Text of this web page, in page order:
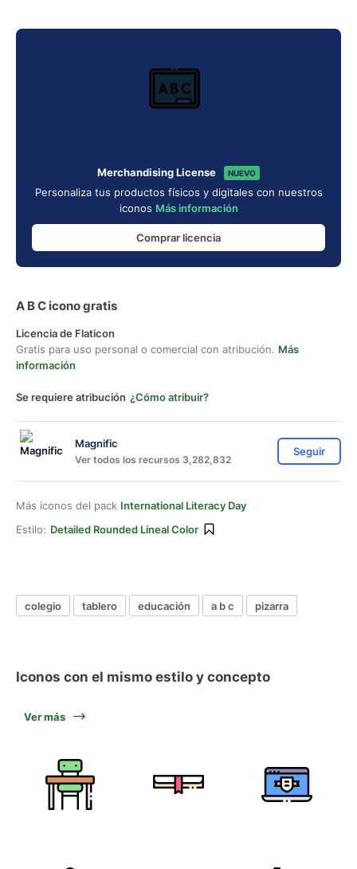
Merchandising License NUEVO
Personaliza tus productos físicos y digitales con nuestros
iconos Más información
Comprar licencia
A B C icono gratis
Licencia de Flaticon
Gratis para uso personal o comercial con atribución. Más
información
Se requiere atribución ¿Cómo atribuir?
Magnific
Ver todos los recursos 3,282,832
Seguir
Más iconos del pack International Literacy Day
Estilo: Detailed Rounded Lineal Color
colegio tablero educación a b c pizarra
Iconos con el mismo estilo y concepto
Ver más